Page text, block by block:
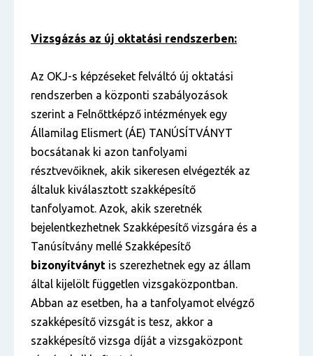
Vizsgázás az új oktatási rendszerben:
Az OKJ-s képzéseket felváltó új oktatási
rendszerben a központi szabályozások
szerint a Felnőttképző intézmények egy
Államilag Elismert (ÁE) TANÚSÍTVÁNYT
bocsátanak ki azon tanfolyami
résztvevőiknek, akik sikeresen elvégezték az
általuk kiválasztott szakképesítő
tanfolyamot. Azok, akik szeretnék
bejelentkezhetnek Szakképesítő vizsgára és a
Tanúsítvány mellé Szakképesítő
bizonyítványt is szerezhetnek egy az állam
által kijelölt független vizsgaközpontban.
Abban az esetben, ha a tanfolyamot elvégző
szakképesítő vizsgát is tesz, akkor a
szakképesítő vizsga díját a vizsgaközpont